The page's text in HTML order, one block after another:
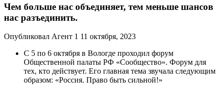
Чем больше нас объединяет, тем меньше шансов
нас разъединить.
Опубликовал Агент 1 11 октября, 2023
С 5 по 6 октября в Вологде проходил форум
Общественной палаты РФ «Сообщество». Форум для
тех, кто действует. Его главная тема звучала следующим
образом: «Россия. Право быть сильной!»